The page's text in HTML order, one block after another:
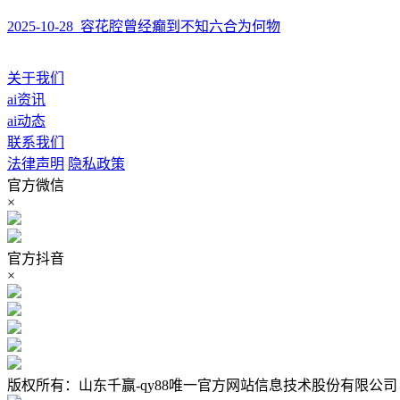
2025-10-28 容花腔曾经癫到不知六合为何物
关于我们
ai资讯
ai动态
联系我们
法律声明 隐私政策
官方微信
×
官方抖音
×
版权所有：山东千赢-qy88唯一官方网站信息技术股份有限公司